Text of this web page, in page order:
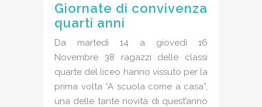
Giornate di convivenza
quarti anni
Da martedì 14 a giovedì 16
Novembre 38 ragazzi delle classi
quarte del liceo hanno vissuto per la
prima volta “A scuola come a casa”,
una delle tante novità di quest’anno